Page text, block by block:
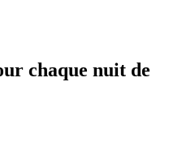
chaque nuit de